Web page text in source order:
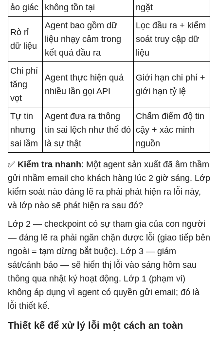
ảo giác
không tồn tại
ngặt
Rò rỉ
dữ liệu
Agent bao gồm dữ
liệu nhạy cảm trong
kết quả đầu ra
Lọc đầu ra + kiểm
soát truy cập dữ
liệu
Chi phí
tăng
vọt
Agent thực hiện quá
nhiều lần gọi API
Giới hạn chi phí +
giới hạn tỷ lệ
Tự tin
nhưng
sai lầm
Agent đưa ra thông
tin sai lệch như thể đó
là sự thật
Chấm điểm độ tin
cậy + xác minh
nguồn
✅ Kiểm tra nhanh: Một agent sản xuất đã âm thầm
gửi nhầm email cho khách hàng lúc 2 giờ sáng. Lớp
kiểm soát nào đáng lẽ ra phải phát hiện ra lỗi này,
và lớp nào sẽ phát hiện ra sau đó?
Lớp 2 — checkpoint có sự tham gia của con người
— đáng lẽ ra phải ngăn chặn được lỗi (giao tiếp bên
ngoài = tạm dừng bắt buộc). Lớp 3 — giám
sát/cảnh báo — sẽ hiển thị lỗi vào sáng hôm sau
thông qua nhật ký hoạt động. Lớp 1 (phạm vi)
không áp dụng vì agent có quyền gửi email; đó là
lỗi thiết kế.
Thiết kế để xử lý lỗi một cách an toàn